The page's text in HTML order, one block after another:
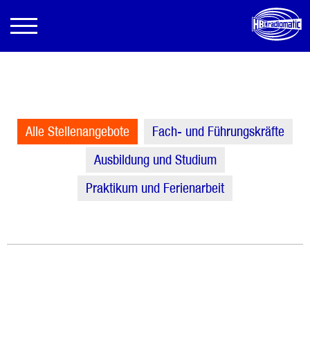
Alle Stellenangebote
Fach- und Führungskräfte
Ausbildung und Studium
Praktikum und Ferienarbeit